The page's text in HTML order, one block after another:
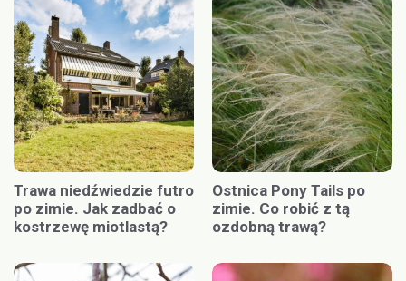
Trawa niedźwiedzie futro
po zimie. Jak zadbać o
kostrzewę miotlastą?
Ostnica Pony Tails po
zimie. Co robić z tą
ozdobną trawą?